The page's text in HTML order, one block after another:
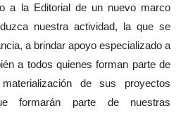
a la Editorial de un nuevo marco
nuestra actividad, la que se
a brindar apoyo especializado a
a todos quienes forman parte de
de sus proyectos
formarán parte de nuestras